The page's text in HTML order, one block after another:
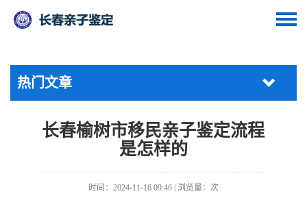
热门文章
长春榆树市移民亲子鉴定流程
是怎样的
时间：2024-11-16 09:46 | 浏览量： 次